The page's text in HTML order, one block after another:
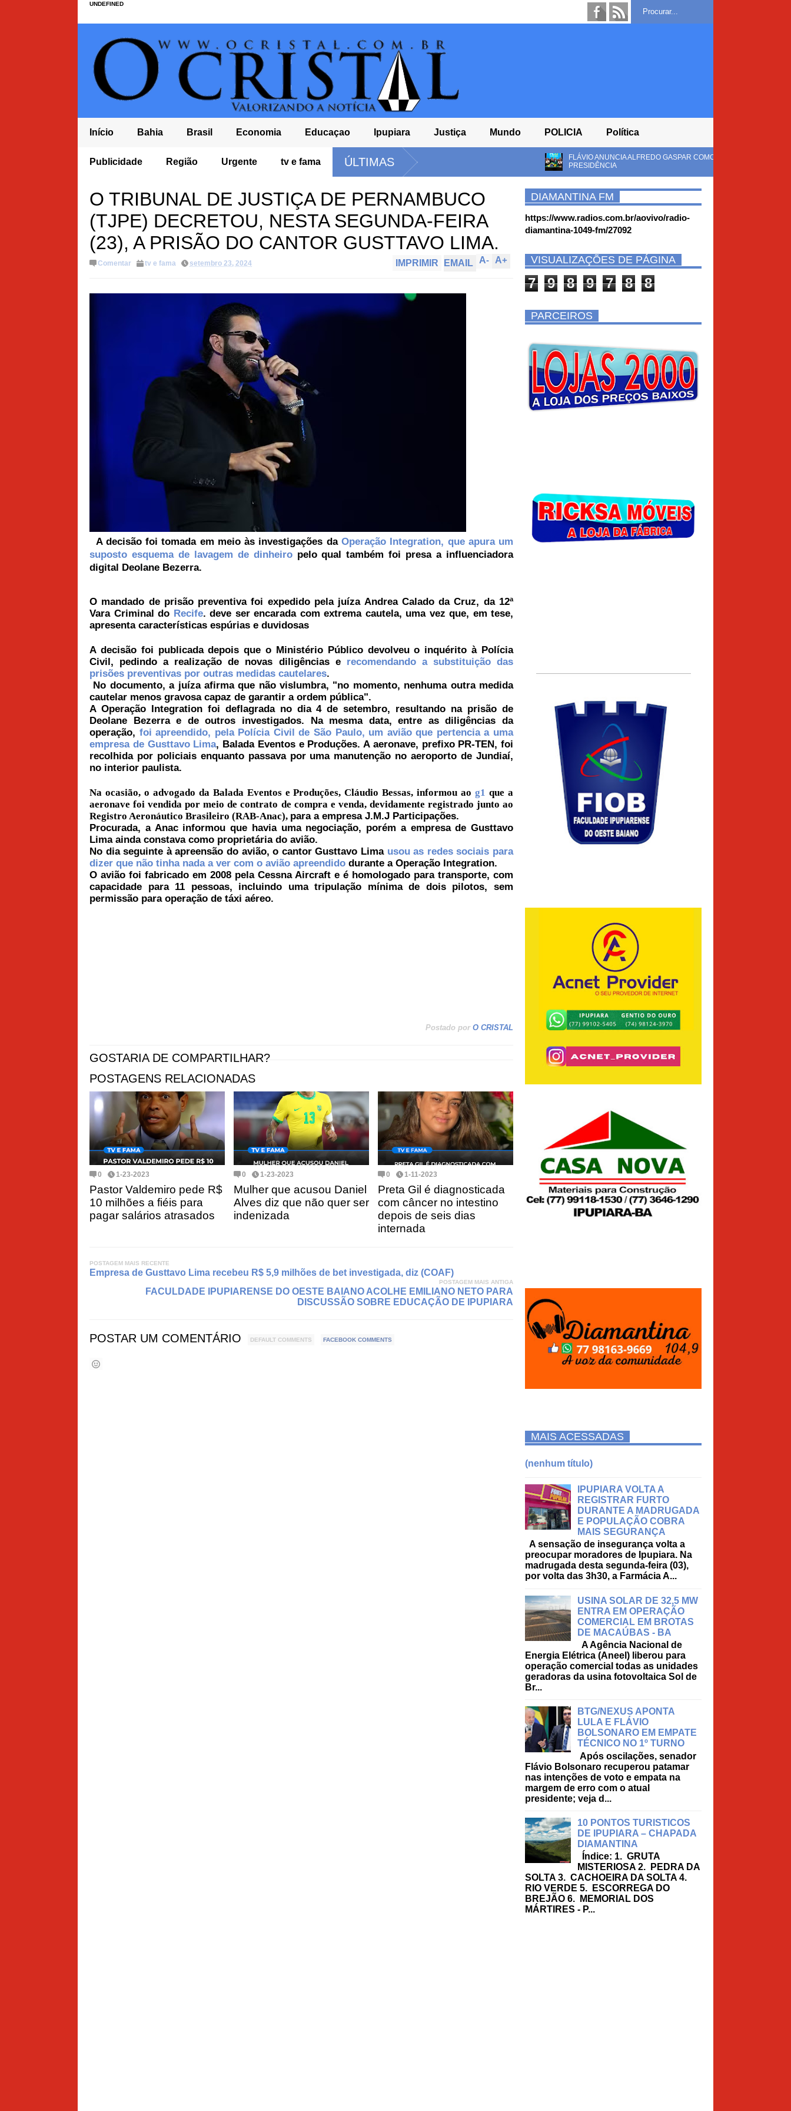
UNDEFINED
Início Bahia Brasil Economia Educaçao Ipupiara Justiça Mundo POLICIA Política
Publicidade Região Urgente tv e fama ÚLTIMAS
FLÁVIO ANUNCIA ALFREDO GASPAR COMO VICE EM CHAPA DO PL À
USINA SOLAR DE 32,5 MW ENTRA EM OPERAÇÃO COMERCIAL EM BROTAS DE
MACAÚBAS - BA
O TRIBUNAL DE JUSTIÇA DE PERNAMBUCO
(TJPE) DECRETOU, NESTA SEGUNDA-FEIRA
(23), A PRISÃO DO CANTOR GUSTTAVO LIMA.
Comentar tv e fama setembro 23, 2024 A+
A-
IMPRIMIR EMAIL
A decisão foi tomada em meio às investigações da Operação Integration, que apura um
suposto esquema de lavagem de dinheiro pelo qual também foi presa a influenciadora
digital Deolane Bezerra.
O mandado de prisão preventiva foi expedido pela juíza Andrea Calado da Cruz, da 12ª
Vara Criminal do Recife. deve ser encarada com extrema cautela, uma vez que, em tese,
apresenta características espúrias e duvidosas
A decisão foi publicada depois que o Ministério Público devolveu o inquérito à Polícia
Civil, pedindo a realização de novas diligências e recomendando a substituição das
prisões preventivas por outras medidas cautelares.
No documento, a juíza afirma que não vislumbra, "no momento, nenhuma outra medida
cautelar menos gravosa capaz de garantir a ordem pública".
A Operação Integration foi deflagrada no dia 4 de setembro, resultando na prisão de
Deolane Bezerra e de outros investigados. Na mesma data, entre as diligências da
operação, foi apreendido, pela Polícia Civil de São Paulo, um avião que pertencia a uma
empresa de Gusttavo Lima, Balada Eventos e Produções. A aeronave, prefixo PR-TEN, foi
recolhida por policiais enquanto passava por uma manutenção no aeroporto de Jundiaí,
no interior paulista.
Na ocasião, o advogado da Balada Eventos e Produções, Cláudio Bessas, informou aog1 que a
aeronave foi vendida por meio de contrato de compra e venda, devidamente registrado junto ao
Registro Aeronáutico Brasileiro (RAB-Anac), para a empresa J.M.J Participações.
Procurada, a Anac informou que havia uma negociação, porém a empresa de Gusttavo
Lima ainda constava como proprietária do avião.
No dia seguinte à apreensão do avião, o cantor Gusttavo Lima usou as redes sociais para
dizer que não tinha nada a ver com o avião apreendido durante a Operação Integration.
O avião foi fabricado em 2008 pela Cessna Aircraft e é homologado para transporte, com
capacidade para 11 pessoas, incluindo uma tripulação mínima de dois pilotos, sem
permissão para operação de táxi aéreo.
Postado por O CRISTAL
GOSTARIA DE COMPARTILHAR?
POSTAGENS RELACIONADAS
0 1-23-2023
Pastor Valdemiro pede R$
10 milhões a fiéis para
pagar salários atrasados
0 1-23-2023
Mulher que acusou Daniel
Alves diz que não quer ser
indenizada
0 1-11-2023
Preta Gil é diagnosticada
com câncer no intestino
depois de seis dias
internada
POSTAGEM MAIS RECENTE
Empresa de Gusttavo Lima recebeu R$ 5,9 milhões de bet investigada, diz (COAF)
POSTAGEM MAIS ANTIGA
FACULDADE IPUPIARENSE DO OESTE BAIANO ACOLHE EMILIANO NETO PARA
DISCUSSÃO SOBRE EDUCAÇÃO DE IPUPIARA
POSTAR UM COMENTÁRIO DEFAULT COMMENTS FACEBOOK COMMENTS
DIAMANTINA FM
https://www.radios.com.br/aovivo/radio-
diamantina-1049-fm/27092
VISUALIZAÇÕES DE PÁGINA
7 9 8 9 7 8 8
PARCEIROS
MAIS ACESSADAS
(nenhum título)
IPUPIARA VOLTA A
REGISTRAR FURTO
DURANTE A MADRUGADA
E POPULAÇÃO COBRA
MAIS SEGURANÇA
A sensação de insegurança volta a
preocupar moradores de Ipupiara. Na
madrugada desta segunda-feira (03),
por volta das 3h30, a Farmácia A...
USINA SOLAR DE 32,5 MW
ENTRA EM OPERAÇÃO
COMERCIAL EM BROTAS
DE MACAÚBAS - BA
A Agência Nacional de
Energia Elétrica (Aneel) liberou para
operação comercial todas as unidades
geradoras da usina fotovoltaica Sol de
Br...
BTG/NEXUS APONTA
LULA E FLÁVIO
BOLSONARO EM EMPATE
TÉCNICO NO 1º TURNO
Após oscilações, senador
Flávio Bolsonaro recuperou patamar
nas intenções de voto e empata na
margem de erro com o atual
presidente; veja d...
10 PONTOS TURISTICOS
DE IPUPIARA – CHAPADA
DIAMANTINA
Índice: 1. GRUTA
MISTERIOSA 2. PEDRA DA
SOLTA 3. CACHOEIRA DA SOLTA 4.
RIO VERDE 5. ESCORREGA DO
BREJÃO 6. MEMORIAL DOS
MÁRTIRES - P...